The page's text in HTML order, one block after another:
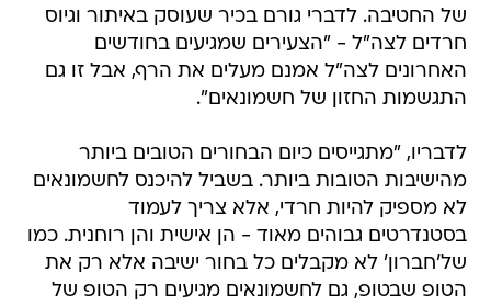
של החטיבה. לדברי גורם בכיר שעוסק באיתור וגיוס
חרדים לצה"ל - "הצעירים שמגיעים בחודשים
האחרונים לצה"ל אמנם מעלים את הרף, אבל זו גם
התגשמות החזון של חשמונאים".
לדבריו, "מתגייסים כיום הבחורים הטובים ביותר
מהישיבות הטובות ביותר. בשביל להיכנס לחשמונאים
לא מספיק להיות חרדי, אלא צריך לעמוד
בסטנדרטים גבוהים מאוד - הן אישית והן רוחנית. כמו
של'חברון' לא מקבלים כל בחור ישיבה אלא רק את
הטופ שבטופ, גם לחשמונאים מגיעים רק הטופ של